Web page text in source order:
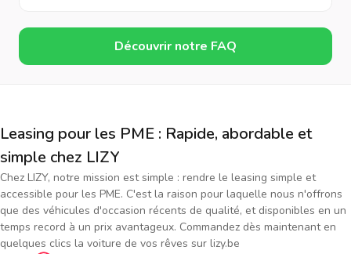
Découvrir notre FAQ
Leasing pour les PME : Rapide, abordable et
simple chez LIZY
Chez LIZY, notre mission est simple : rendre le leasing simple et
accessible pour les PME. C'est la raison pour laquelle nous n'offrons
que des véhicules d'occasion récents de qualité, et disponibles en un
temps record à un prix avantageux. Commandez dès maintenant en
quelques clics la voiture de vos rêves sur lizy.be